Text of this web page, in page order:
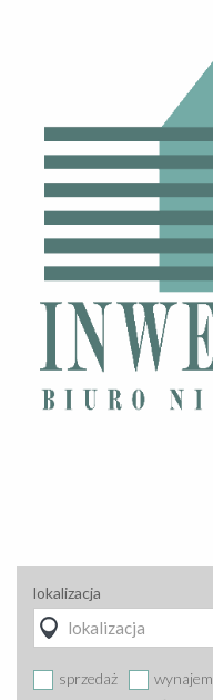
lokalizacja
sprzedaż wynajem